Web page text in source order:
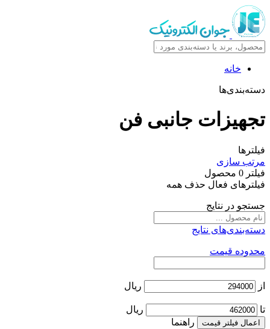
خانه
دسته‌بندی‌ها
تجهیزات جانبی فن
فیلترها
مرتب سازی
فیلتر 0 محصول
فیلترهای فعال حذف همه
جستجو در نتایج
دسته‌بندی‌های نتایج
محدوده قیمت
از ریال
تا ریال
اعمال فیلتر قیمت
راهنما